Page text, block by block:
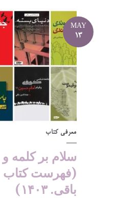
MAY
13
معرفی کتاب
سلام بر کلمه
(فهرست کتاب
باقی. ۱۴۰۳)